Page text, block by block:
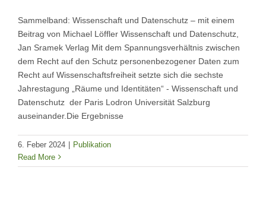
Sammelband: Wissenschaft und Datenschutz – mit einem
Beitrag von Michael Löffler Wissenschaft und Datenschutz,
Jan Sramek Verlag Mit dem Spannungsverhältnis zwischen
dem Recht auf den Schutz personenbezogener Daten zum
Recht auf Wissenschaftsfreiheit setzte sich die sechste
Jahrestagung „Räume und Identitäten“ - Wissenschaft und
Datenschutz der Paris Lodron Universität Salzburg
auseinander.Die Ergebnisse
6. Feber 2024 | Publikation
Read More